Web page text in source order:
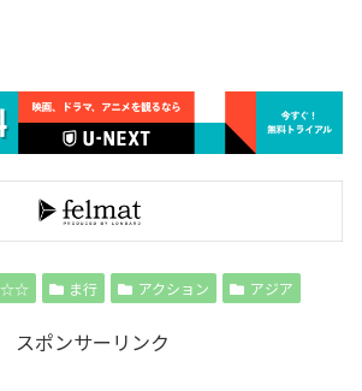
☆☆ ま行 アクション アジア
スポンサーリンク